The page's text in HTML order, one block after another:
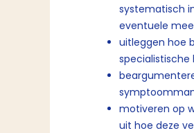
systematisch
eventuele
uitleggen hoe
specialistische
motiveren op
uit hoe deze